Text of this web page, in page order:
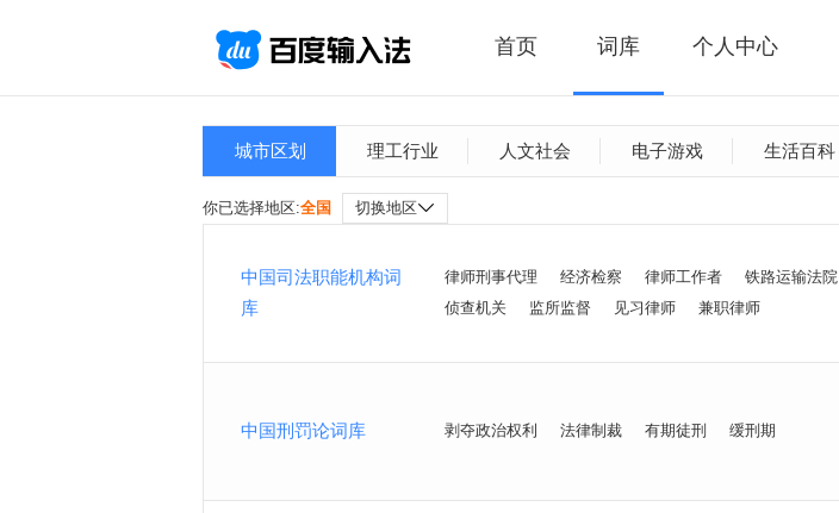
首页 词库 个人中心
城市区划 理工行业 人文社会 电子游戏 生活百科
你已选择地区:全国 切换地区
中国司法职能机构词
库
律师刑事代理 经济检察 律师工作者
铁路运输法院
侦查机关
监所监督 见习律师 兼职律师
中国刑罚论词库 剥夺政治权利 法律制裁 有期徒刑 缓刑期